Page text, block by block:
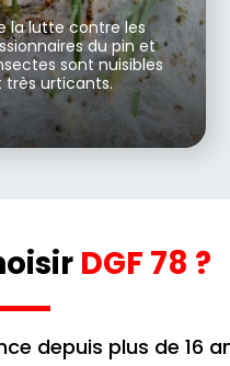
la lutte contre les
du pin et
sont nuisibles
urticants.
DGF 78 ?
depuis plus de 16